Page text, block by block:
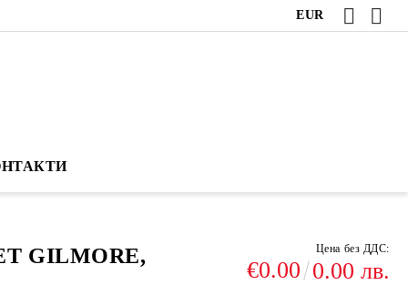
EUR
GILMORE,
Цена без ДДС:
€0.00 0.00 лв.